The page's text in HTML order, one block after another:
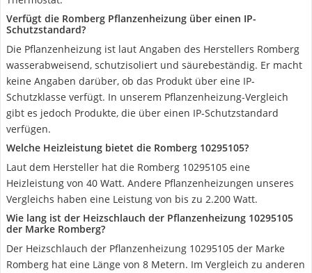
Verfügt die Romberg Pflanzenheizung über einen IP-
Schutzstandard?
Die Pflanzenheizung ist laut Angaben des Herstellers Romberg
wasserabweisend, schutzisoliert und säurebeständig. Er macht
keine Angaben darüber, ob das Produkt über eine IP-
Schutzklasse verfügt. In unserem Pflanzenheizung-Vergleich
gibt es jedoch Produkte, die über einen IP-Schutzstandard
verfügen.
Welche Heizleistung bietet die Romberg 10295105?
Laut dem Hersteller hat die Romberg 10295105 eine
Heizleistung von 40 Watt. Andere Pflanzenheizungen unseres
Vergleichs haben eine Leistung von bis zu 2.200 Watt.
Wie lang ist der Heizschlauch der Pflanzenheizung 10295105
der Marke Romberg?
Der Heizschlauch der Pflanzenheizung 10295105 der Marke
Romberg hat eine Länge von 8 Metern. Im Vergleich zu anderen